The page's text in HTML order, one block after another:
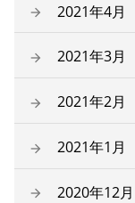
2021年4月
2021年3月
2021年2月
2021年1月
2020年12月